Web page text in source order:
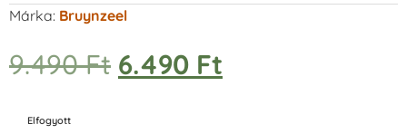
Márka: Bruynzeel
9.490Ft 6.490 Ft
Elfogyott